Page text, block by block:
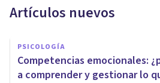
Artículos nuevos
PSICOLOGÍA
Competencias emocionales:
a comprender y gestionar lo